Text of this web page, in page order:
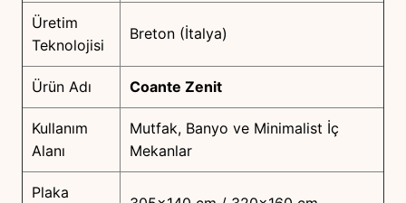
Üretim
Teknolojisi
Breton (İtalya)
Ürün Adı Coante Zenit
Kullanım
Alanı
Mutfak, Banyo ve Minimalist İç
Mekanlar
Plaka